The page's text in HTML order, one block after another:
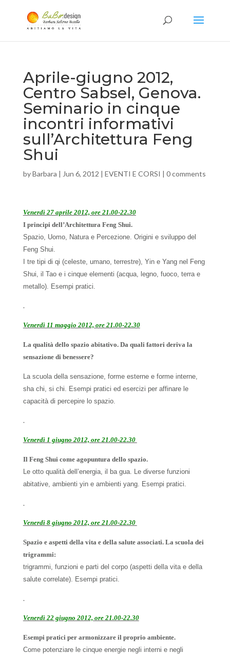
Aprile-giugno 2012,
Centro Sabsel, Genova.
Seminario in cinque
incontri informativi
sull’Architettura Feng
Shui
byBarbara | Jun 6, 2012 | EVENTI E CORSI | 0 comments
Venerdì 27 aprile 2012, ore 21.00-22.30
I principi dell’Architettura Feng Shui.
Spazio, Uomo, Natura e Percezione. Origini e sviluppo del
Feng Shui.
I tre tipi di qi (celeste, umano, terrestre), Yin e Yang nel Feng
Shui, il Tao e i cinque elementi (acqua, legno, fuoco, terra e
metallo). Esempi pratici.
.
Venerdì 11 maggio 2012, ore 21.00-22.30
La qualità dello spazio abitativo. Da quali fattori deriva la
sensazione di benessere?
La scuola della sensazione, forme esterne e forme interne,
sha chi, si chi. Esempi pratici ed esercizi per affinare le
capacità di percepire lo spazio.
.
Venerdì 1 giugno 2012, ore 21.00-22.30
Il Feng Shui come agopuntura dello spazio.
Le otto qualità dell’energia, il ba gua. Le diverse funzioni
abitative, ambienti yin e ambienti yang. Esempi pratici.
.
Venerdì 8 giugno 2012, ore 21.00-22.30
Spazio e aspetti della vita e della salute associati. La scuola dei
trigrammi:
trigrammi, funzioni e parti del corpo (aspetti della vita e della
salute correlate). Esempi pratici.
.
Venerdì 22 giugno 2012, ore 21.00-22.30
Esempi pratici per armonizzare il proprio ambiente.
Come potenziare le cinque energie negli interni e negli